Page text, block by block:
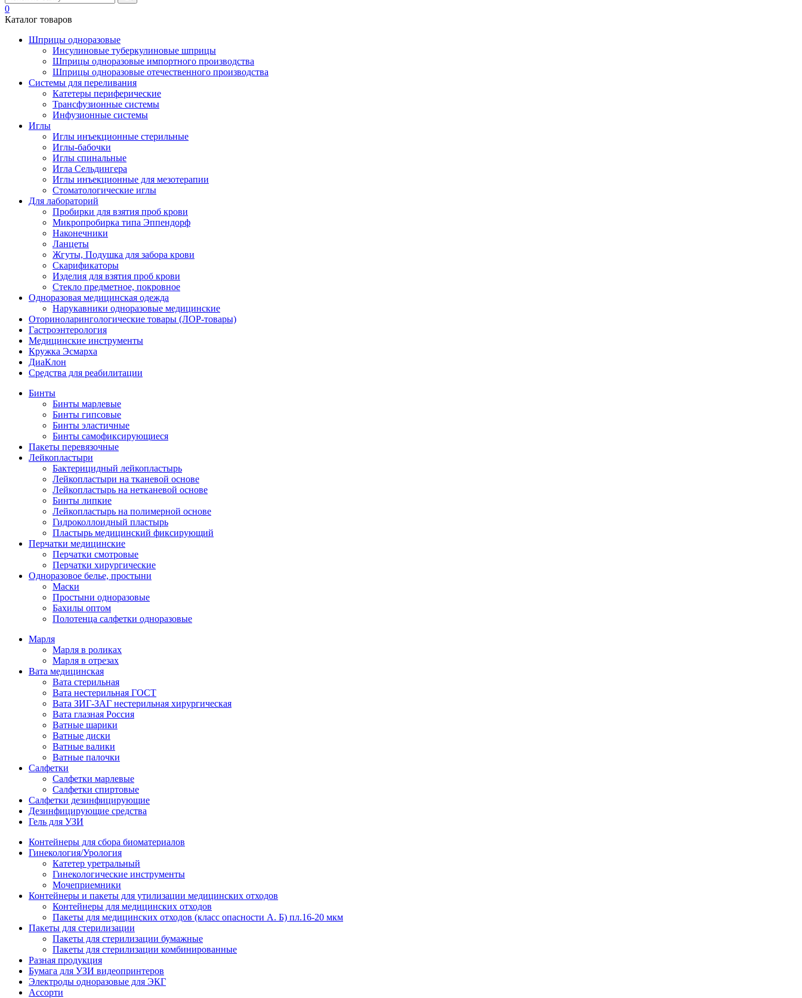
0
Каталог товаров
Шприцы одноразовые
Инсулиновые туберкулиновые шприцы
Шприцы одноразовые импортного производства
Шприцы одноразовые отечественного производства
Системы для переливания
Катетеры периферические
Трансфузионные системы
Инфузионные системы
Иглы
Иглы инъекционные стерильные
Иглы-бабочки
Иглы спинальные
Игла Сельдингера
Иглы инъекционные для мезотерапии
Стоматологические иглы
Для лабораторий
Пробирки для взятия проб крови
Микропробирка типа Эппендорф
Наконечники
Ланцеты
Жгуты, Подушка для забора крови
Скарификаторы
Изделия для взятия проб крови
Стекло предметное, покровное
Одноразовая медицинская одежда
Нарукавники одноразовые медицинские
Оториноларингологические товары (ЛОР-товары)
Гастроэнтерология
Медицинские инструменты
Кружка Эсмарха
ДиаКлон
Средства для реабилитации
Бинты
Бинты марлевые
Бинты гипсовые
Бинты эластичные
Бинты самофиксирующиеся
Пакеты перевязочные
Лейкопластыри
Бактерицидный лейкопластырь
Лейкопластыри на тканевой основе
Лейкопластырь на нетканевой основе
Бинты липкие
Лейкопластырь на полимерной основе
Гидроколлоидный пластырь
Пластырь медицинский фиксирующий
Перчатки медицинские
Перчатки смотровые
Перчатки хирургические
Одноразовое белье, простыни
Маски
Простыни одноразовые
Бахилы оптом
Полотенца салфетки одноразовые
Марля
Марля в роликах
Марля в отрезах
Вата медицинская
Вата стерильная
Вата нестерильная ГОСТ
Вата ЗИГ-ЗАГ нестерильная хирургическая
Вата глазная Россия
Ватные шарики
Ватные диски
Ватные валики
Ватные палочки
Салфетки
Салфетки марлевые
Салфетки спиртовые
Салфетки дезинфицирующие
Дезинфицирующие средства
Гель для УЗИ
Контейнеры для сбора биоматериалов
Гинекология/Урология
Катетер уретральный
Гинекологические инструменты
Мочеприемники
Контейнеры и пакеты для утилизации медицинских отходов
Контейнеры для медицинских отходов
Пакеты для медицинских отходов (класс опасности А. Б) пл.16-20 мкм
Пакеты для стерилизации
Пакеты для стерилизации бумажные
Пакеты для стерилизации комбинированные
Разная продукция
Бумага для УЗИ видеопринтеров
Электроды одноразовые для ЭКГ
Ассорти